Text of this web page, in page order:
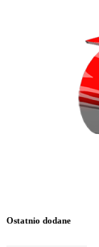
Ostatnio dodane